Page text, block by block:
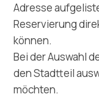
Erforsche
Destination
Was kann man
Adresse
Reservierung
können.
Bei der Auswahl
den Stadtteil
möchten.